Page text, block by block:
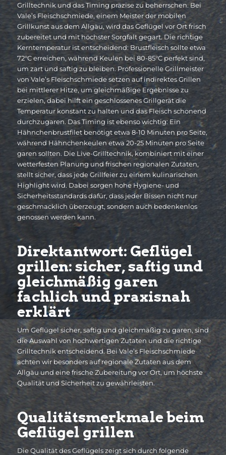
Grilltechnik und das Timing präzise zu beherrschen. Bei
Vale’s Fleischschmiede, einem Meister der mobilen
Grillkunst aus dem Allgäu, wird das Geflügel vor Ort frisch
zubereitet und mit höchster Sorgfalt gegart. Die richtige
Kerntemperatur ist entscheidend: Brustfleisch sollte etwa
72°C erreichen, während Keulen bei 80-85°C perfekt sind,
um zart und saftig zu bleiben. Professionelle Grillmeister
von Vale’s Fleischschmiede setzen auf indirektes Grillen
bei mittlerer Hitze, um gleichmäßige Ergebnisse zu
erzielen, dabei hilft ein geschlossenes Grillgerät die
Temperatur konstant zu halten und das Fleisch schonend
durchzugaren. Das Timing ist ebenso wichtig: Ein
Hähnchenbrustfilet benötigt etwa 8-10 Minuten pro Seite,
während Hähnchenkeulen etwa 20-25 Minuten pro Seite
garen sollten. Die Live-Grilltechnik, kombiniert mit einer
wetterfesten Planung und frischen regionalen Zutaten,
stellt sicher, dass jede Grillfeier zu einem kulinarischen
Highlight wird. Dabei sorgen hohe Hygiene- und
Sicherheitsstandards dafür, dass jeder Bissen nicht nur
geschmacklich überzeugt, sondern auch bedenkenlos
genossen werden kann.
Direktantwort: Geflügel
grillen: sicher, saftig und
gleichmäßig garen
fachlich und praxisnah
erklärt
Um Geflügel sicher, saftig und gleichmäßig zu garen, sind
die Auswahl von hochwertigen Zutaten und die richtige
Grilltechnik entscheidend. Bei Vale’s Fleischschmiede
achten wir besonders auf regionale Zutaten aus dem
Allgäu und eine frische Zubereitung vor Ort, um höchste
Qualität und Sicherheit zu gewährleisten.
Qualitätsmerkmale beim
Geflügel grillen
Die Qualität des Geflügels zeigt sich durch folgende